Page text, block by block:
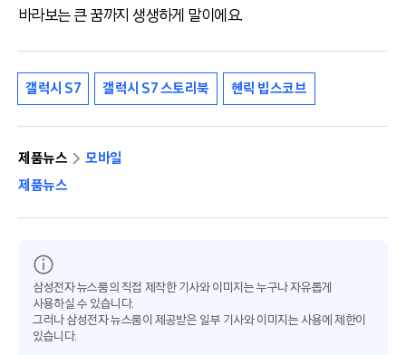
바라보는 큰 꿈까지 생생하게 말이에요.
갤럭시 S7 갤럭시 S7 스토리북 헨릭 빕스코브
제품뉴스
모바일
제품뉴스
삼성전자 뉴스룸의 직접 제작한 기사와 이미지는 누구나 자유롭게
사용하실 수 있습니다.
그러나 삼성전자 뉴스룸이 제공받은 일부 기사와 이미지는 사용에 제한이
있습니다.